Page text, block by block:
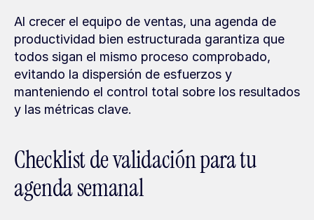
Al crecer el equipo de ventas, una agenda de
productividad bien estructurada garantiza que
todos sigan el mismo proceso comprobado,
evitando la dispersión de esfuerzos y
manteniendo el control total sobre los resultados
y las métricas clave.
Checklist de validación para tu
agenda semanal